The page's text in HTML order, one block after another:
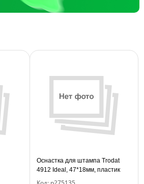
Оснастка для штампа Trodat
4912 Ideal, 47*18мм, пластик